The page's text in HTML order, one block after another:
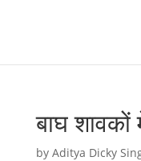
बाघ
by Aditya Dicky